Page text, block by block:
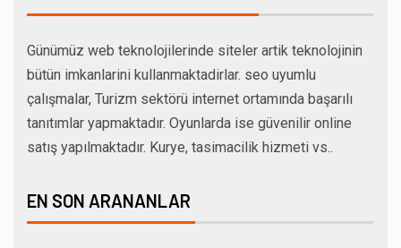
Günümüz web teknolojilerinde siteler artik teknolojinin
bütün imkanlarini kullanmaktadirlar. seo uyumlu
çalışmalar, Turizm sektörü internet ortamında başarılı
tanıtımlar yapmaktadır. Oyunlarda ise güvenilir online
satış yapılmaktadır. Kurye, tasimacilik hizmeti vs..
EN SON ARANANLAR